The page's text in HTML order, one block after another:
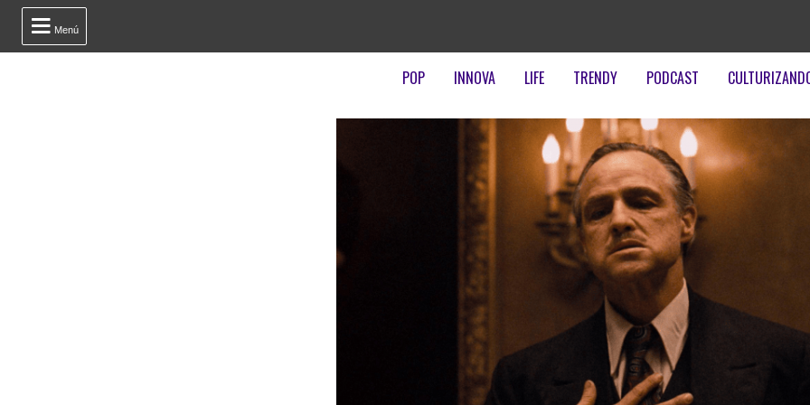
 Menú
POP INNOVA LIFE TRENDY PODCAST